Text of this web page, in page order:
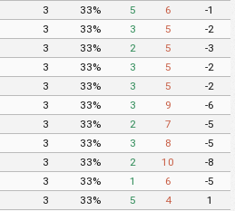
3 33% 5 6
-1
3 33% 3 5
-2
3 33% 2 5
-3
3 33% 3 5
-2
3 33% 3 5
-2
3 33% 3 9
-6
3 33% 2 7
-5
3 33% 3 8
-5
3 33% 2 10
-8
3 33% 1 6
-5
3 33% 5 4
1